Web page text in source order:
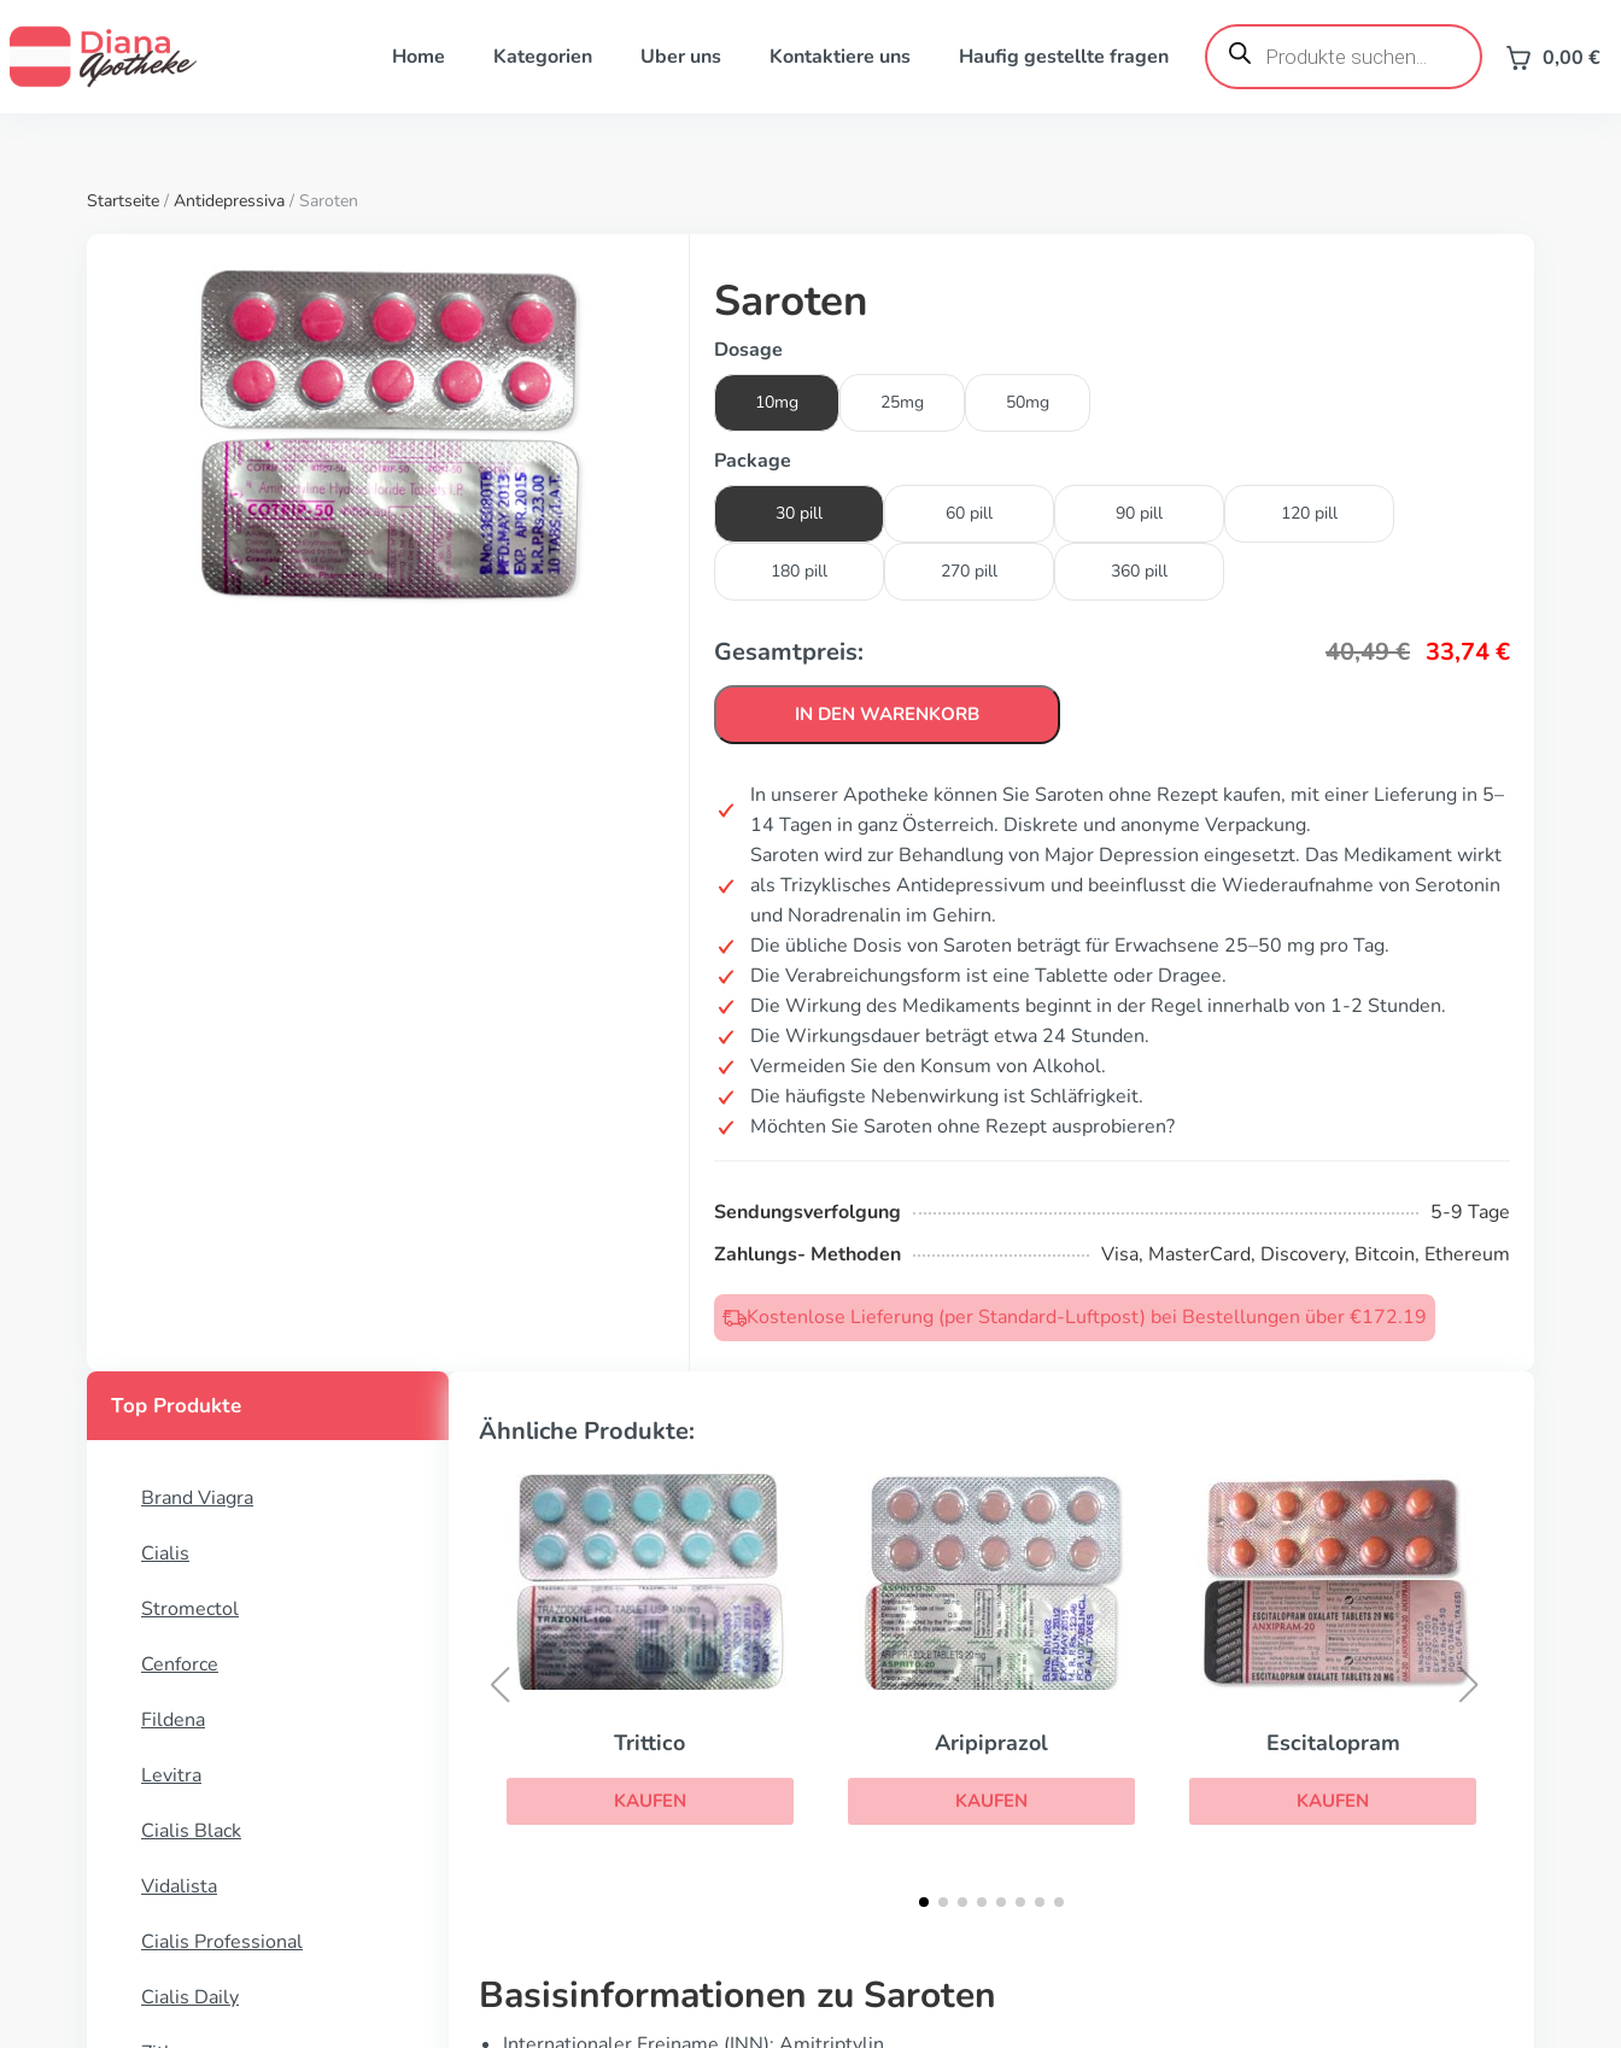
Home Kategorien Uber uns Kontaktiere uns Haufig gestellte fragen
Products
search 0,00 €
Startseite / Antidepressiva / Saroten
Saroten
Dosage
10mg 25mg 50mg
Package
30 pill 60 pill 90 pill 120 pill
180 pill 270 pill 360 pill
Gesamtpreis: 40,49€ 33,74€
IN DEN WARENKORB
In unserer Apotheke können Sie Saroten ohne Rezept kaufen, mit einer Lieferung in 5–
14 Tagen in ganz Österreich. Diskrete und anonyme Verpackung.
Saroten wird zur Behandlung von Major Depression eingesetzt. Das Medikament wirkt
als Trizyklisches Antidepressivum und beeinflusst die Wiederaufnahme von Serotonin
und Noradrenalin im Gehirn.
Die übliche Dosis von Saroten beträgt für Erwachsene 25–50 mg pro Tag.
Die Verabreichungsform ist eine Tablette oder Dragee.
Die Wirkung des Medikaments beginnt in der Regel innerhalb von 1-2 Stunden.
Die Wirkungsdauer beträgt etwa 24 Stunden.
Vermeiden Sie den Konsum von Alkohol.
Die häufigste Nebenwirkung ist Schläfrigkeit.
Möchten Sie Saroten ohne Rezept ausprobieren?
Sendungsverfolgung
5-9 Tage
Zahlungs- Methoden
Visa, MasterCard, Discovery, Bitcoin, Ethereum
Kostenlose Lieferung (per Standard-Luftpost) bei Bestellungen über €172.19
Top Produkte
Brand Viagra
Cialis
Stromectol
Cenforce
Fildena
Levitra
Cialis Black
Vidalista
Cialis Professional
Cialis Daily
Ähnliche Produkte:
Aripiprazol
KAUFEN
Escitalopram
KAUFEN
Citalopram
KAUFEN
Basisinformationen zu Saroten